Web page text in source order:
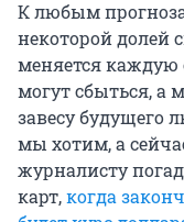
К любым
некоторой долей
меняется каждую
могут сбыться, а
завесу будущего
мы хотим, а
журналисту
карт,когда